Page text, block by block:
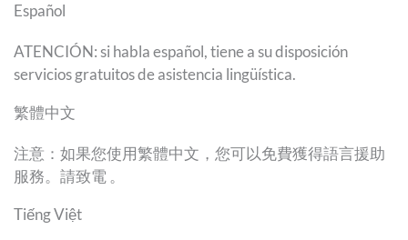
Español
ATENCIÓN: si habla español, tiene a su disposición
servicios gratuitos de asistencia lingüística.
繁體中文
注意：如果您使用繁體中文，您可以免費獲得語言援助
服務。請致電 。
Tiếng Việt